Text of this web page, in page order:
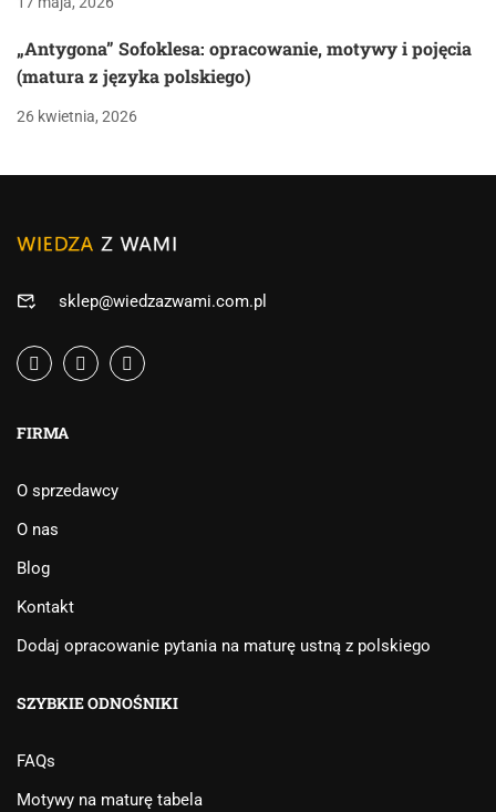
„Antygona” Sofoklesa: opracowanie, motywy i pojęcia
(matura z języka polskiego)
26 kwietnia, 2026
sklep@wiedzazwami.com.pl
FIRMA
O sprzedawcy
O nas
Blog
Kontakt
Dodaj opracowanie pytania na maturę ustną z polskiego
SZYBKIE ODNOŚNIKI
FAQs
Motywy na maturę tabela